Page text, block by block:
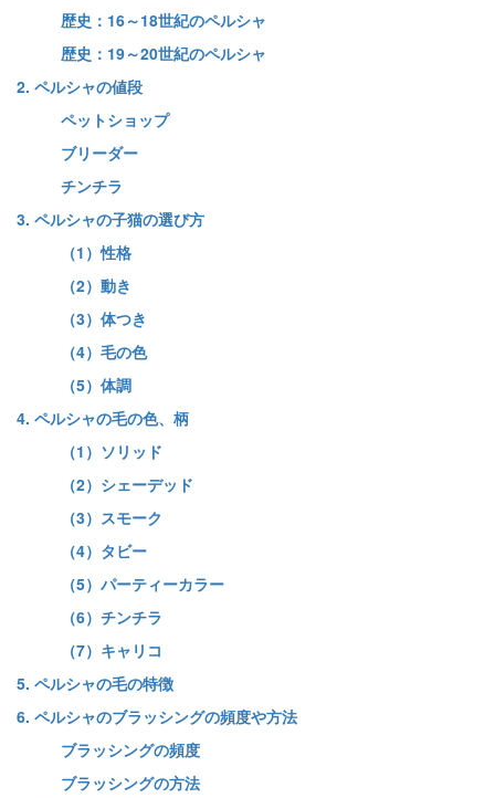
歴史：16～18世紀のペルシャ
歴史：19～20世紀のペルシャ
2. ペルシャの値段
ペットショップ
ブリーダー
チンチラ
3. ペルシャの子猫の選び方
（1）性格
（2）動き
（3）体つき
（4）毛の色
（5）体調
4. ペルシャの毛の色、柄
（1）ソリッド
（2）シェーデッド
（3）スモーク
（4）タビー
（5）パーティーカラー
（6）チンチラ
（7）キャリコ
5. ペルシャの毛の特徴
6. ペルシャのブラッシングの頻度や方法
ブラッシングの頻度
ブラッシングの方法